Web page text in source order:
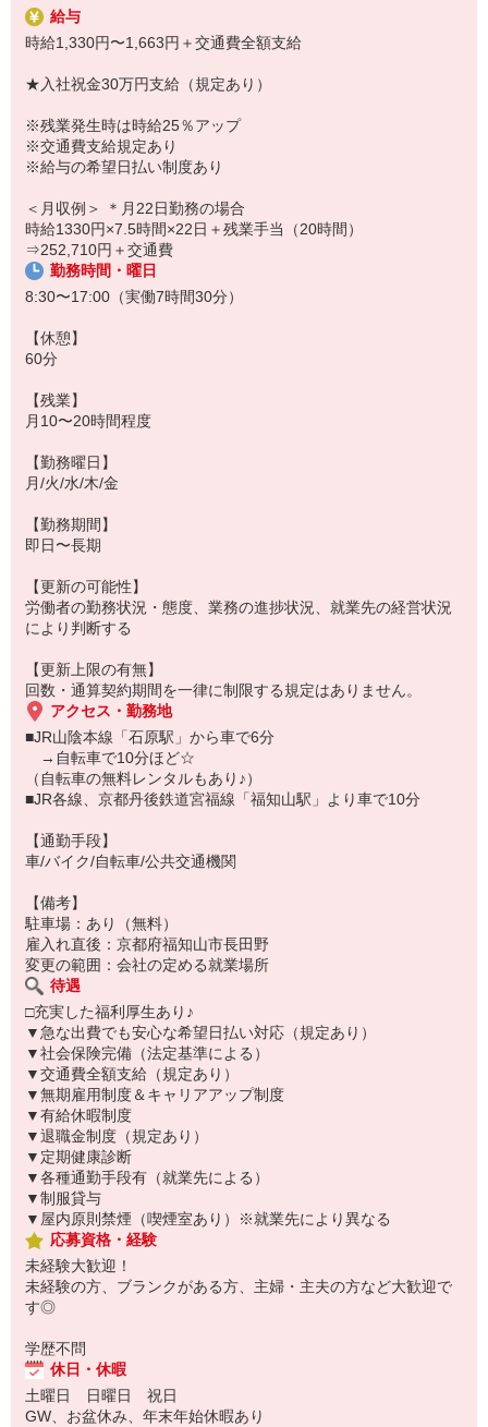
当社では20代〜30代のスタッフが多数活躍中！
「ちゃんとできるかな…」「自分に合うかな…」などの心配はい
りません♪
安心してスタートできる環境が整っており、あなたをしっかりバ
ックアップ。
すぐに馴染める環境が待っています。
＼グロップではじめよう！新しい毎日を♪／
あなたの新しいスタートを、私たちが全力でサポートします！
案件詳細をぜひご覧ください☆
【検知器の機械オペレーター】
（雇入れ直後）
お願いします☆
扱っていただくのは水道周りに使用される
漏水検知器です◎
作業内容としては・・・
機械に材料をセットしてスタート
ボタンを押すダケ◎
あとは機械が勝手に製造してくれます♪
いっさいナシ！
コツコツ、もくもく同じ作業の
☆新しい部署でのお仕事なので
みなさん一緒にスタートして
お仕事を覚えていけます♪
（変更の範囲）会社の定める業務
・複雑な作業はいっさいナシ！
未経験の方でも安心して
入社いただけます◎
・土日祝休み×長期休みで
プライベートも充実♪
・高時給1,330円×日勤で
しっかり稼げます！
・福利厚生が充実◎
社会保険完備しております。
給与
時給1,330円〜1,663円＋交通費全額支給
★入社祝金30万円支給（規定あり）
※残業発生時は時給25％アップ
※交通費支給規定あり
※給与の希望日払い制度あり
＜月収例＞ ＊月22日勤務の場合
時給1330円×7.5時間×22日＋残業手当（20時間）
⇒252,710円＋交通費
勤務時間・曜日
8:30〜17:00（実働7時間30分）
【休憩】
60分
【残業】
月10〜20時間程度
【勤務曜日】
月/火/水/木/金
【勤務期間】
即日〜長期
【更新の可能性】
労働者の勤務状況・態度、業務の進捗状況、就業先の経営状況
により判断する
【更新上限の有無】
回数・通算契約期間を一律に制限する規定はありません。
アクセス・勤務地
■JR山陰本線「石原駅」から車で6分
→自転車で10分ほど☆
（自転車の無料レンタルもあり♪）
■JR各線、京都丹後鉄道宮福線「福知山駅」より車で10分
【通勤手段】
車/バイク/自転車/公共交通機関
【備考】
駐車場：あり（無料）
雇入れ直後：京都府福知山市長田野
変更の範囲：会社の定める就業場所
待遇
□充実した福利厚生あり♪
▼急な出費でも安心な希望日払い対応（規定あり）
▼社会保険完備（法定基準による）
▼交通費全額支給（規定あり）
▼無期雇用制度＆キャリアアップ制度
▼有給休暇制度
▼退職金制度（規定あり）
▼定期健康診断
▼各種通勤手段有（就業先による）
▼制服貸与
▼屋内原則禁煙（喫煙室あり）※就業先により異なる
応募資格・経験
未経験大歓迎！
未経験の方、ブランクがある方、主婦・主夫の方など大歓迎で
す◎
学歴不問
休日・休暇
土曜日 日曜日 祝日
GW、お盆休み、年末年始休暇あり